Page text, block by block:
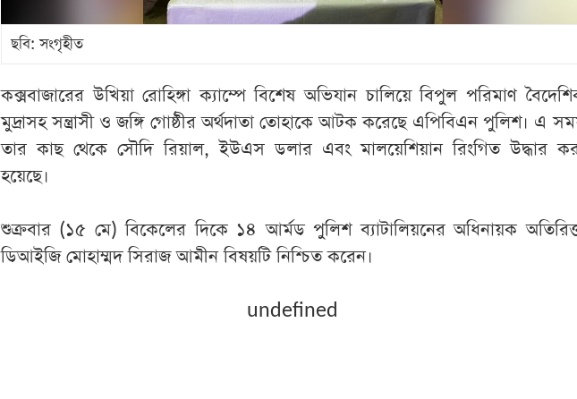
ছবি: সংগৃহীত
কক্সবাজারের উখিয়া রোহিঙ্গা ক্যাম্পে বিশেষ অভিযান চালিয়ে বিপুল পরিমাণ
মুদ্রাসহ সন্ত্রাসী ও জঙ্গি গোষ্ঠীর অর্থদাতা তোহাকে আটক করেছে এপিবিএন পুলিশ। এ
তার কাছ থেকে সৌদি রিয়াল, ইউএস ডলার এবং মালয়েশিয়ান রিংগিত উদ্ধার
হয়েছে।
শুক্রবার (১৫ মে) বিকেলের দিকে ১৪ আর্মড পুলিশ ব্যাটালিয়নের অধিনায়ক
ডিআইজি মোহাম্মদ সিরাজ আমীন বিষয়টি নিশ্চিত করেন।
undefined